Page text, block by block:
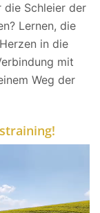
die Schleier der
Lernen, die
in die
mit
Weg der